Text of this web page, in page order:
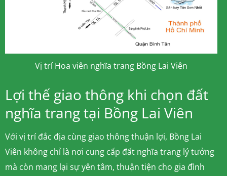
Vị trí Hoa viên nghĩa trang Bồng Lai Viên
Lợi thế giao thông khi chọn đất
nghĩa trang tại Bồng Lai Viên
Với vị trí đắc địa cùng giao thông thuận lợi, Bồng Lai
Viên không chỉ là nơi cung cấp đất nghĩa trang lý tưởng
mà còn mang lại sự yên tâm, thuận tiện cho gia đình